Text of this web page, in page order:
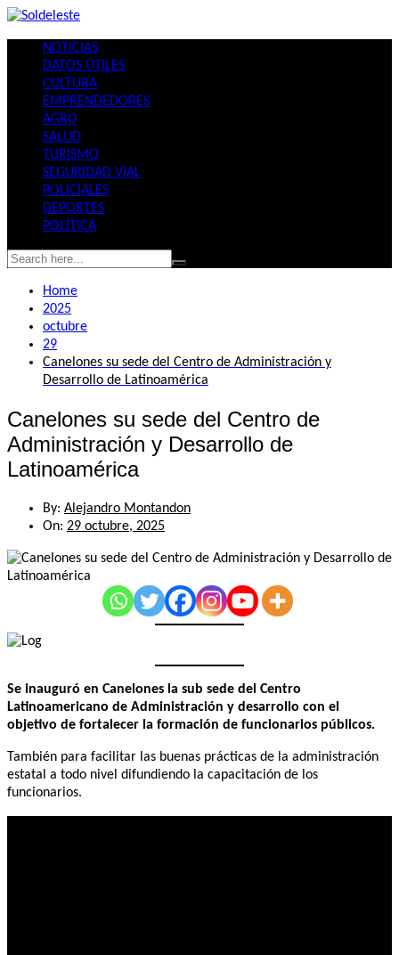
Skip
contentNOTICIAS
DATOS ÚTILES
CULTURA
EMPRENDEDORES
AGRO
SALUD
TURISMO
SEGURIDAD VIAL
POLICIALES
DEPORTES
POLÍTICA
Home
2025
octubre
29
Canelones su sede del Centro de Administración y
Desarrollo de Latinoamérica
Canelones su sede del Centro de
Administración y Desarrollo de
Latinoamérica
By: Alejandro Montandon
On: 29 octubre, 2025
Se inauguró en Canelones la sub sede del Centro
Latinoamericano de Administración y desarrollo con el
objetivo de fortalecer la formación de funcionarios públicos.
También para facilitar las buenas prácticas de la administración
estatal a todo nivel difundiendo la capacitación de los
funcionarios.